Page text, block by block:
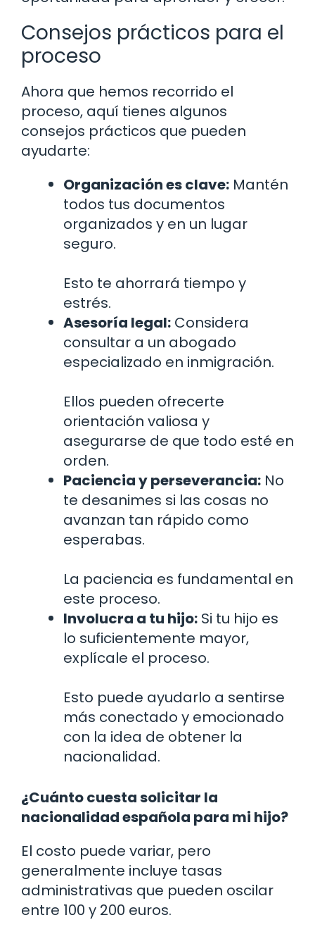
Consejos prácticos para el
proceso
Ahora que hemos recorrido el
proceso, aquí tienes algunos
consejos prácticos que pueden
ayudarte:
Organización es clave: Mantén
todos tus documentos
organizados y en un lugar
seguro.
Esto te ahorrará tiempo y
estrés.
Asesoría legal: Considera
consultar a un abogado
especializado en inmigración.
Ellos pueden ofrecerte
orientación valiosa y
asegurarse de que todo esté en
orden.
Paciencia y perseverancia: No
te desanimes si las cosas no
avanzan tan rápido como
esperabas.
La paciencia es fundamental en
este proceso.
Involucra a tu hijo: Si tu hijo es
lo suficientemente mayor,
explícale el proceso.
Esto puede ayudarlo a sentirse
más conectado y emocionado
con la idea de obtener la
nacionalidad.
¿Cuánto cuesta solicitar la
nacionalidad española para mi hijo?
El costo puede variar, pero
generalmente incluye tasas
administrativas que pueden oscilar
entre 100 y 200 euros.